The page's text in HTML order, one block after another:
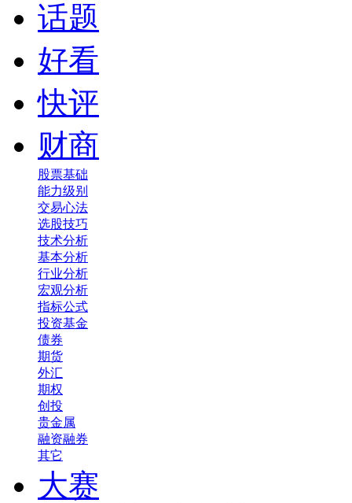
话题
好看
快评
财商
股票基础
能力级别
交易心法
选股技巧
技术分析
基本分析
行业分析
宏观分析
指标公式
投资基金
债券
期货
外汇
期权
创投
贵金属
融资融券
其它
大赛